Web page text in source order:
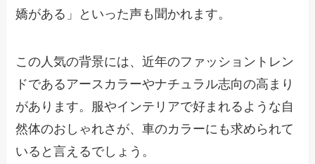
嬌がある」といった声も聞かれます。
この人気の背景には、近年のファッショントレン
ドであるアースカラーやナチュラル志向の高まり
があります。服やインテリアで好まれるような自
然体のおしゃれさが、車のカラーにも求められて
いると言えるでしょう。